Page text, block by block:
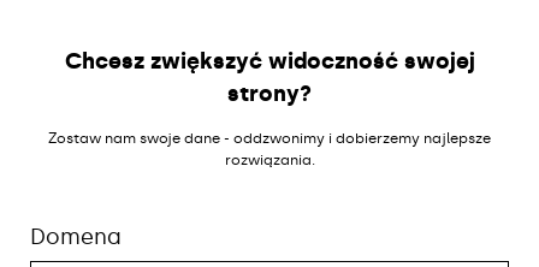
Chcesz zwiększyć widoczność swojej
strony?
Zostaw nam swoje dane - oddzwonimy i dobierzemy najlepsze
rozwiązania.
Domena